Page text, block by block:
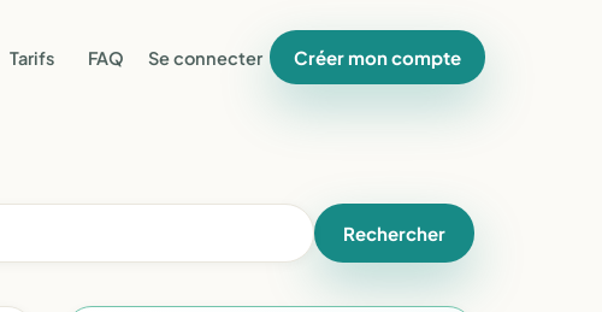
Tarifs FAQ Se connecter Créer mon compte
Rechercher